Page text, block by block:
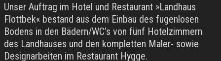
Unser Auftrag im Hotel und Restaurant »Landhaus
Flottbek« bestand aus dem Einbau des fugenlosen
Bodens in den Bädern/WC’s von fünf Hotelzimmern
des Landhauses und den kompletten Maler- sowie
Designarbeiten im Restaurant Hygge.